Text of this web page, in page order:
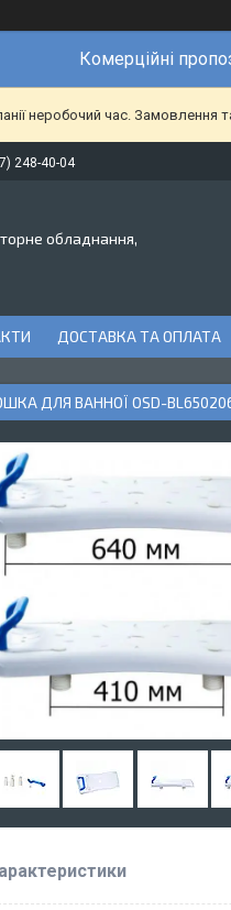
Комерційні
неробочий час. Замовлення
248-40-04
обладнання,
ДОСТАВКА ТА ОПЛАТА
ДЛЯ ВАННОЇ OSD-